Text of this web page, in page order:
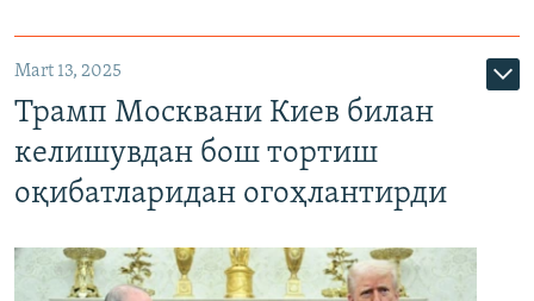
Mart 13, 2025
Трамп Москвани Киев билан
келишувдан бош тортиш
оқибатларидан огоҳлантирди